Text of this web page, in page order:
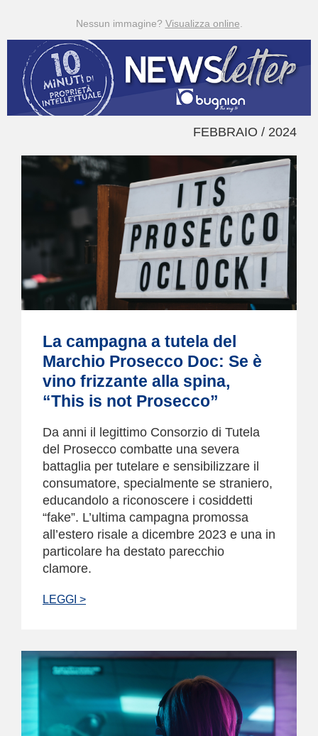
Nessun immagine? Visualizza online
FEBBRAIO / 2024
La campagna a tutela del
Marchio Prosecco Doc: Se è
vino frizzante alla spina,
“This is not Prosecco”
Da anni il legittimo Consorzio di Tutela
del Prosecco combatte una severa
battaglia per tutelare e sensibilizzare il
consumatore, specialmente se straniero,
educandolo a riconoscere i cosiddetti
“fake”. L’ultima campagna promossa
all’estero risale a dicembre 2023 e una in
particolare ha destato parecchio
clamore.
LEGGI >